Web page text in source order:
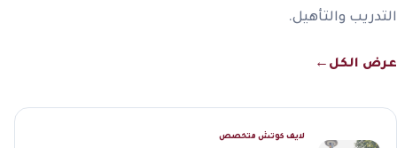
التدريب والتأهيل.
عرض الكل ←
لايف كوتش متخصص